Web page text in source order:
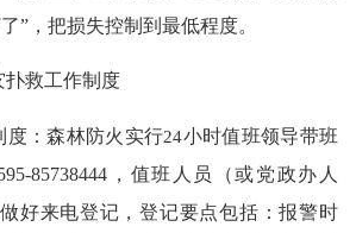
” ，把损失控制到最低程度。
救工作制度
度：森林防火实行24小时值班领导带班
85738444 ，值班人员（或党政办人
好来电登记，登记要点包括：报警时